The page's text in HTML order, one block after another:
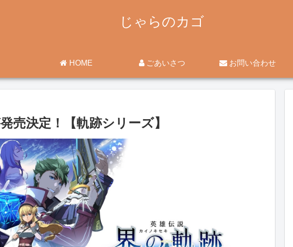
じゃらのカゴ
HOME ごあいさつ お問い合わせ
売決定！【軌跡シリーズ】